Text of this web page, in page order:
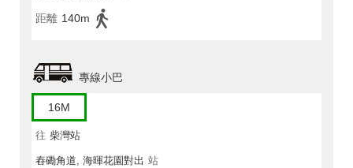
距離 140m
專線小巴
16M
往 柴灣站
舂磡角道, 海暉花園對出 站